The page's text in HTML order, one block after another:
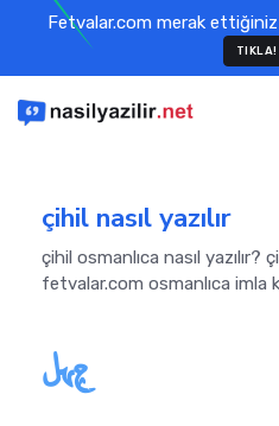
Fetvalar.com merak
TIKLA!
çihil nasıl yazılır
çihil osmanlıca nasıl yazılır?
fetvalar.com osmanlıca imla
چﻬﻞ